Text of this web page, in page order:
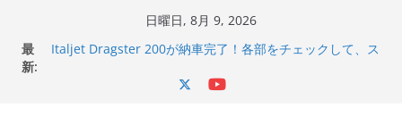
日曜日, 8月 9, 2026
最
新:
Italjet Dragster 200が納車完了！各部をチェックして、ス